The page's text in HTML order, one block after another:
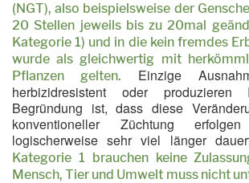
(NGT), also beispielsweise der
20 Stellen jeweils bis zu 20mal
Kategorie 1) und in die kein fremdes
wurde als gleichwertig mit
Pflanzen gelten.
Einzige
herbizidresistent oder produzieren
Begründung ist, dass diese
konventioneller Züchtung
logischerweise sehr viel länger
Kategorie 1 brauchen keine
Mensch, Tier und Umwelt muss nicht